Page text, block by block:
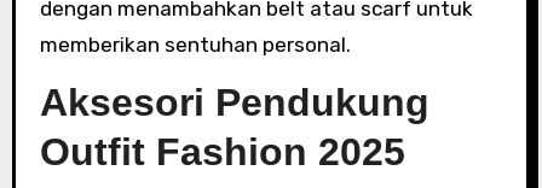
dengan menambahkan belt atau scarf untuk
memberikan sentuhan personal.
Aksesori Pendukung
Outfit Fashion 2025